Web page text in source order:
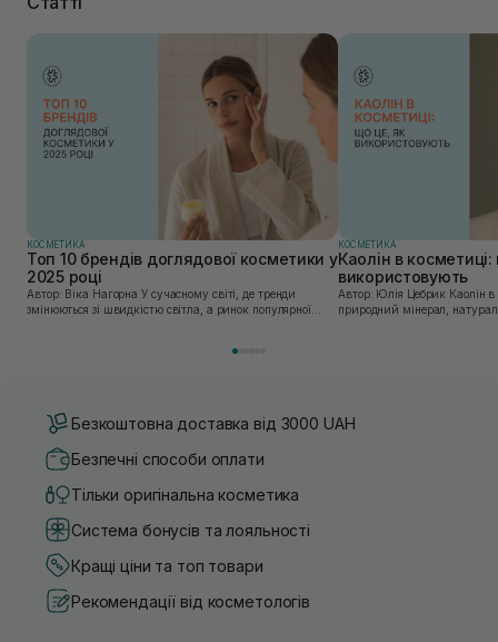
КОСМЕТИКА
Топ 10 брендів доглядової косметики у
2025 році
Автор: Віка Нагорна У сучасному світі, де тренди
змінюються зі швидкістю світла, а ринок популярної
КОСМЕТИКА
Каолін в
використовують
Автор: Юлія Цебрик Каолін в косметології – це
природний мінерал,
Безкоштовна доставка від 3000 UAH
Безпечні способи оплати
Тільки оригінальна косметика
Система бонусів та лояльності
Кращі ціни та топ товари
Рекомендації від косметологів